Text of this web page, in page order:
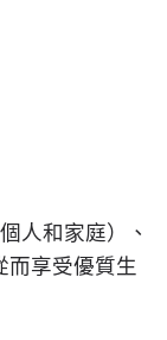
人和家庭）、
而享受優質生